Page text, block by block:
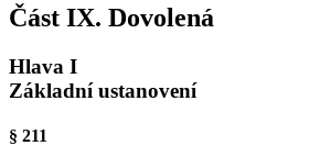
Část IX. Dovolená
Hlava I
Základní ustanovení
§ 211